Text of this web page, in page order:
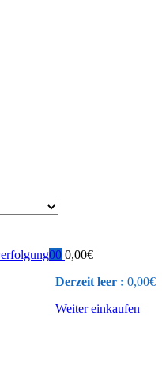
0 0,00€
Derzeit leer : 0,00€
Weiter einkaufen
0